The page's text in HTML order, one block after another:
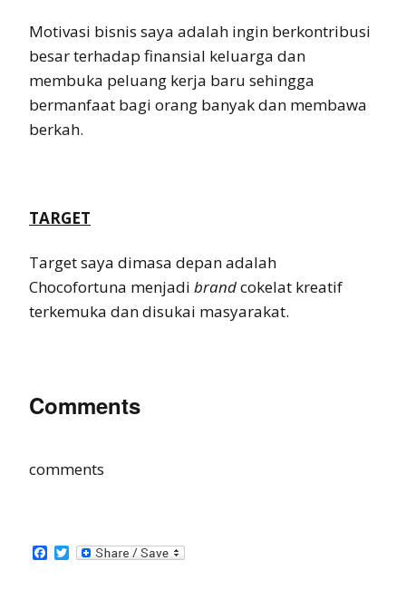
Motivasi bisnis saya adalah ingin berkontribusi
besar terhadap finansial keluarga dan
membuka peluang kerja baru sehingga
bermanfaat bagi orang banyak dan membawa
berkah.
TARGET
Target saya dimasa depan adalah
Chocofortuna menjadi brandcokelat kreatif
terkemuka dan disukai masyarakat.
Comments
comments
Facebook
Twitter